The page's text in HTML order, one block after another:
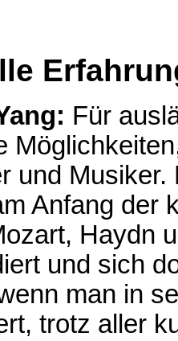
Für
und
Anfang der
Haydn
und sich
man in
trotz aller